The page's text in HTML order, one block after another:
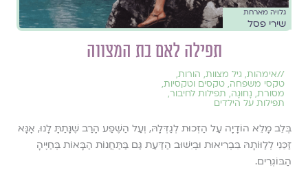
גלויה מארחת
שירי פסל
תפילה לאם בת המצווה
//אימהות, גיל מצוות, הורות,
טקסי משפחה, טקסים וטקסיות,
מסורת, נָחוּגָה, תפילות לחיבור,
תפילות על הילדים
בְּלֵב מָלֵא הוֹדָיָה עַל הַזְּכוּת לְגַדְּלָהּ, וְעַל הַשֶּׁפַע הָרַב שֶׁנָּתַתָּ לָנוּ, אָנָּא
זַכֵּנִי לְלַוּוֹתָהּ בִּבְרִיאוּת וּבְיִשּׁוּב הַדַּעַת גַּם בַּתַּחֲנוֹת הַבָּאוֹת בְּחַיֶּיהָ
הַבּוֹגְרִים.